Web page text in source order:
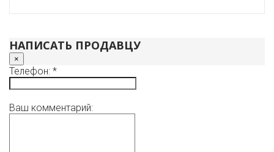
НАПИСАТЬ ПРОДАВЦУ
×
Телефон: *
Ваш комментарий: